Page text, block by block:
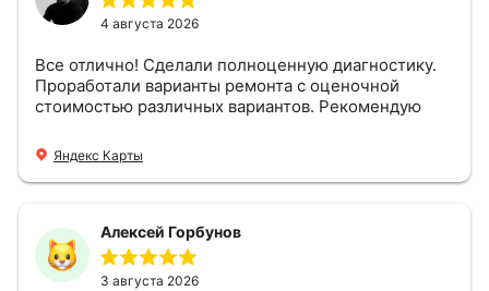
4 августа 2026
Все отлично! Сделали полноценную диагностику.
Проработали варианты ремонта с оценочной
стоимостью различных вариантов. Рекомендую
Яндекс Карты
Алексей Горбунов
3 августа 2026